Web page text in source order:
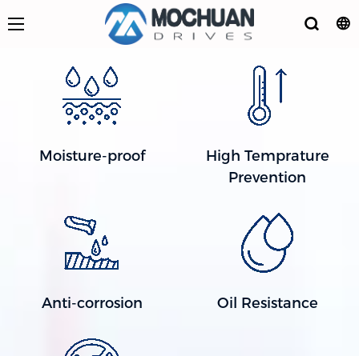
Moisture-proof
High Temprature
Prevention
Anti-corrosion Oil Resistance